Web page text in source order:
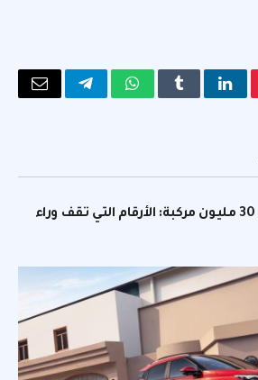
لينكدإنTumblrواتسابتيلقرامالبريد
إنجاز GAC Group بإنتاج 30 مليون مركبة: الأرقام التي تقف وراء